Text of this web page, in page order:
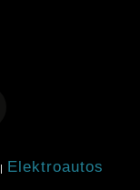
| Elektroautos